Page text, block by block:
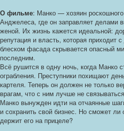
О фильме: Манко — хозяин
Анджелеса, где он заправляет делами
женой. Их жизнь кажется идеальной:
репутация и власть, которая приходит
блеском фасада скрывается опасный
последним.
Всё рушится в одну ночь, когда Манко
ограбления. Преступники похищают
картеля. Теперь он должен не только
врагам, что с ним лучше не
Манко вынужден идти на отчаянные
и сохранить свой бизнес. Но сможет ли
держит его на прицеле?